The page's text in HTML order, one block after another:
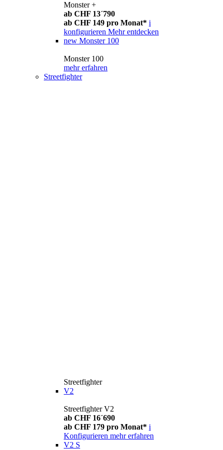
Monster +
ab CHF 13´790
ab CHF 149 pro Monat* i
konfigurieren Mehr entdecken
new Monster 100
Monster 100
mehr erfahren
Streetfighter
Streetfighter
V2
Streetfighter V2
ab CHF 16´690
ab CHF 179 pro Monat* i
Konfigurieren mehr erfahren
V2 S